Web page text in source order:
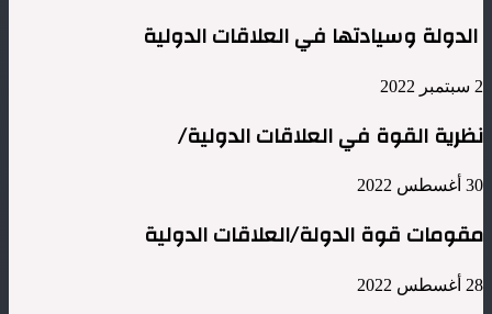
الدولة وسيادتها في العلاقات الدولية
2 سبتمبر 2022
نظرية القوة في العلاقات الدولية/
30 أغسطس 2022
مقومات قوة الدولة/العلاقات الدولية
28 أغسطس 2022